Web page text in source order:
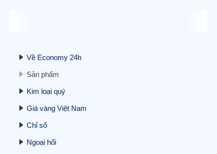
Về Economy 24h
Sản phẩm
Kim loại quý
Giá vàng Việt Nam
Chỉ số
Ngoại hối